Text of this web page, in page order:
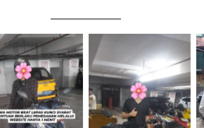
Cityplaza
Jatinegara
Cityplaza
Jatinegara